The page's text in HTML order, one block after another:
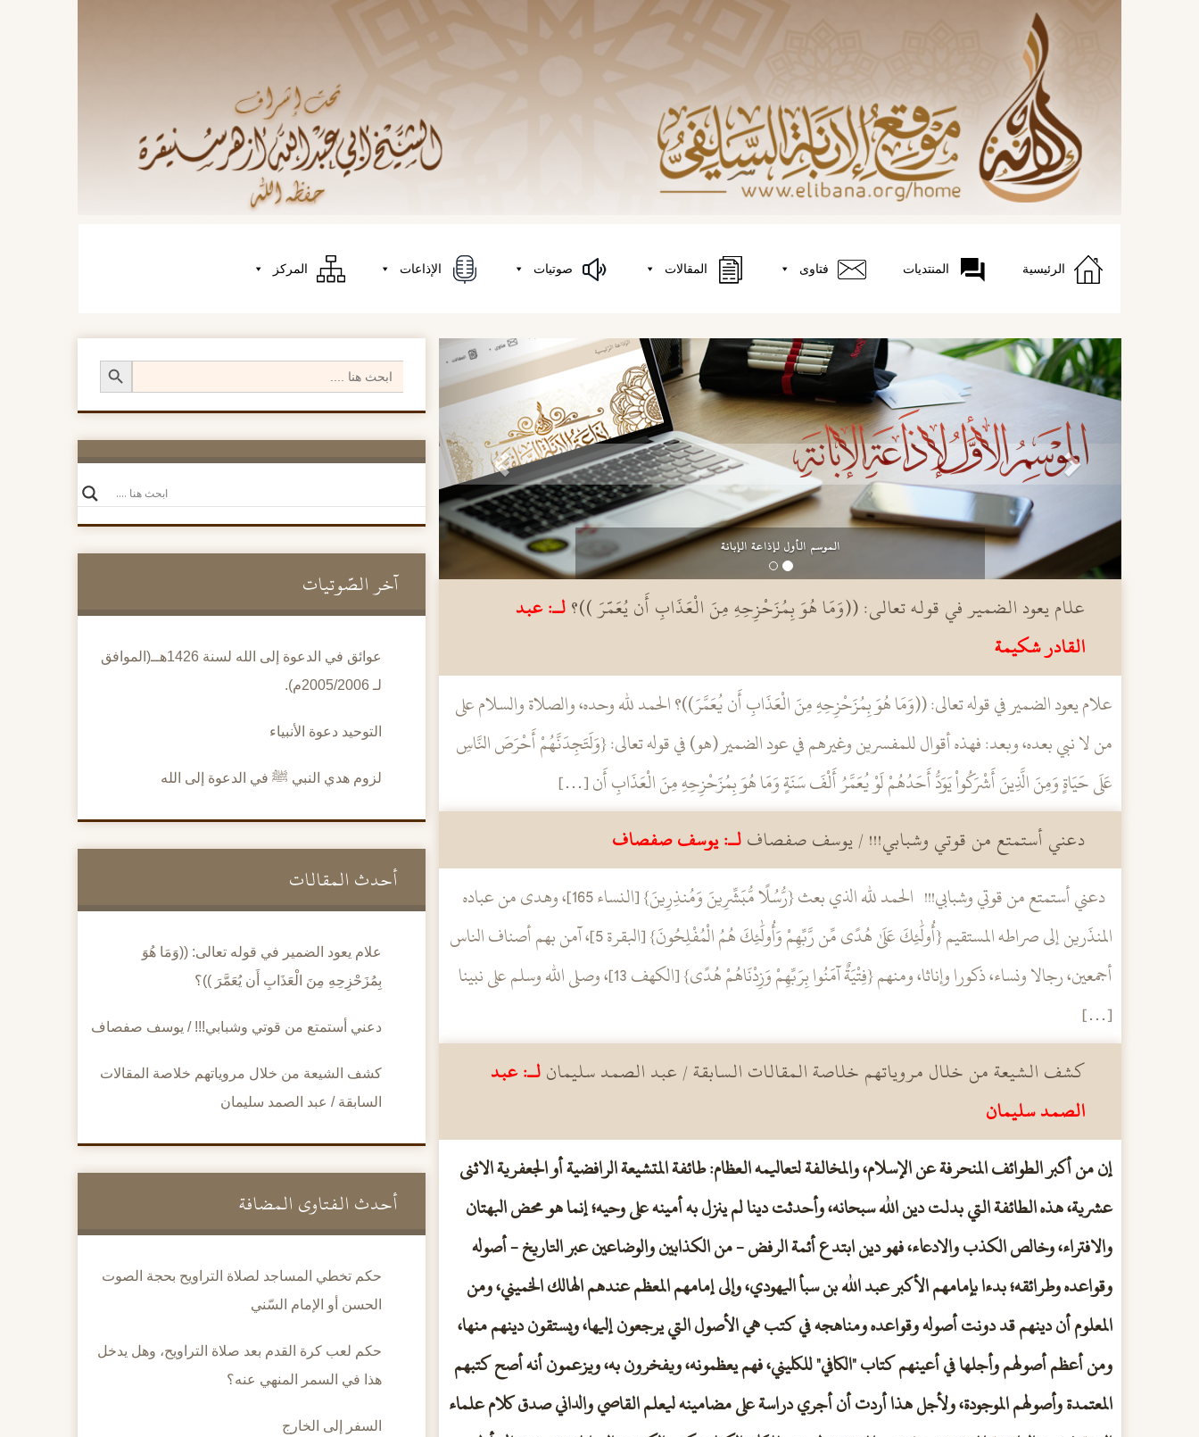
الرئيسية المنتديات فتاوى المقالات صوتيات الإذاعات المركز
منتديات الإبانة السلفية
السَّابق التَّالي
علام يعود الضمير في قوله تعالى: ((وَمَا هُوَ بِمُزَحْزِحِهِ مِنَ الْعَذَابِ أَن يُعَمَّرَ ))؟لـ: عبد
القادر شكيمة
علام يعود الضمير في قوله تعالى: ((وَمَا هُوَ بِمُزَحْزِحِهِ مِنَ الْعَذَابِ أَن يُعَمَّرَ))؟ الحمد لله وحده، والصلاة والسلام على
من لا نبي بعده، وبعد: فهذه أقوال للمفسرين وغيرهم في عود الضمير (هو) في قوله تعالى: {وَلَتَجِدَنَّهُمْ أَحْرَصَ النَّاسِ
عَلَى حَيَاةٍ وَمِنَ الَّذِينَ أَشْرَكُواْ يَوَدُّ أَحَدُهُمْ لَوْ يُعَمَّرُ أَلْفَ سَنَةٍ وَمَا هُوَ بِمُزَحْزِحِهِ مِنَ الْعَذَابِ أَن […]
دعني أستمتع من قوتي وشبابي!!! / يوسف صفصافلـ: يوسف صفصاف
دعني أستمتع من قوتي وشبابي!!! الحمد لله الذي بعث {رُّسُلًا مُّبَشِّرِينَ وَمُنذِرِينَ} [النساء 165]، وهدى من عباده
المنذَرين إلى صراطه المستقيم {أُولَٰئِكَ عَلَىٰ هُدًى مِّن رَّبِّهِمْ وَأُولَٰئِكَ هُمُ الْمُفْلِحُونَ} [البقرة 5]، آمن بهم أصناف الناس
أجمعين، رجالا ونساء، ذكورا وإناثا، ومنهم {فِتْيَةٌ آمَنُوا بِرَبِّهِمْ وَزِدْنَاهُمْ هُدًى} [الكهف 13]، وصلى الله وسلم على نبينا
[…]
كشف الشيعة من خلال مروياتهم خلاصة المقالات السابقة / عبد الصمد سليمانلـ: عبد
الصمد سليمان
إن من أكبر الطوائف المنحرفة عن الإسلام، والمخالفة لتعاليمه العظام: طائفة المتشيعة الرافضية أو الجعفرية الاثنى
عشرية، هذه الطائفة التي بدلت دين الله سبحانه، وأحدثت دينا لم ينزل به أمينه على وحيه؛ إنما هو محض البهتان
والافتراء، وخالص الكذب والادعاء، فهو دين ابتدع أئمة الرفض - من الكذابين والوضاعين عبر التاريخ - أصوله
وقواعده وطرائقه؛ بدءا بإمامهم الأكبر عبد الله بن سبأ اليهودي، وإلى إمامهم المعظم عندهم الهالك الخميني، ومن
المعلوم أن دينهم قد دونت أصوله وقواعده ومناهجه في كتب هي الأصول التي يرجعون إليها، ويستقون دينهم منها،
ومن أعظم أصولهم وأجلها في أعينهم كتاب "الكافي" للكليني، فهم يعظمونه، ويفخرون به، ويزعمون أنه أصح كتبهم
المعتمدة وأصولهم الموجودة، ولأجل هذا أردت أن أجري دراسة على مضامينه ليعلم القاصي والداني صدق كلام علماء
Search
for:
Search Button
آخر الصَّوتيات
عوائق في الدعوة إلى الله لسنة 1426هــ(الموافق
لـ 2005/2006م).
التوحيد دعوة الأنبياء
لزوم هدي النبي ﷺ في الدعوة إلى الله
أحدث المقالات
علام يعود الضمير في قوله تعالى: ((وَمَا هُوَ
بِمُزَحْزِحِهِ مِنَ الْعَذَابِ أَن يُعَمَّرَ ))؟
دعني أستمتع من قوتي وشبابي!!! / يوسف صفصاف
كشف الشيعة من خلال مروياتهم خلاصة المقالات
السابقة / عبد الصمد سليمان
أحدث الفتاوى المضافة
حكم تخطي المساجد لصلاة التراويح بحجة الصوت
الحسن أو الإمام السّني
حكم لعب كرة القدم بعد صلاة التراويح، وهل يدخل
هذا في السمر المنهي عنه؟
السفر إلى الخارج